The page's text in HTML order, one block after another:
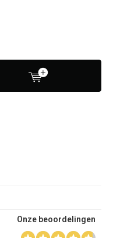
Onze beoordelingen